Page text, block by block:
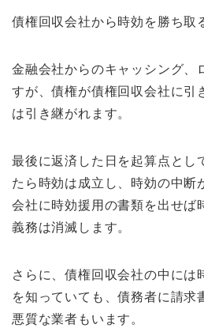
債権回収会社から時効を勝ち取
金融会社からのキャッシング、
すが、債権が債権回収会社に引
は引き継がれます。
最後に返済した日を起算点とし
たら時効は成立し、時効の中断
会社に時効援用の書類を出せば
義務は消滅します。
さらに、債権回収会社の中には
を知っていても、債務者に請求
悪質な業者もいます。